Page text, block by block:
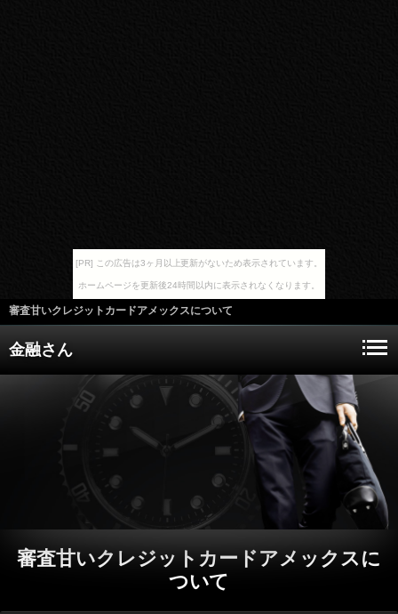
[PR] この広告は3ヶ月以上更新がないため表示されています。
ホームページを更新後24時間以内に表示されなくなります。
審査甘いクレジットカードアメックスについて
金融さん
審査甘いクレジットカードアメックスに
ついて